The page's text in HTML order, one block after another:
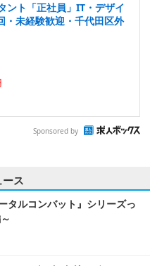
ント「正社員」IT・デザイ
・未経験歓迎・千代田区外
Sponsored by
ース
ルコンバット』シリーズっ